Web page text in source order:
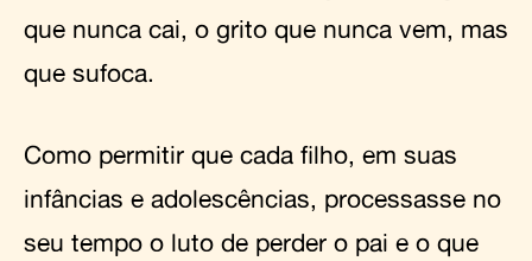
que nunca cai, o grito que nunca vem, mas
que sufoca.
Como permitir que cada filho, em suas
infâncias e adolescências, processasse no
seu tempo o luto de perder o pai e o que